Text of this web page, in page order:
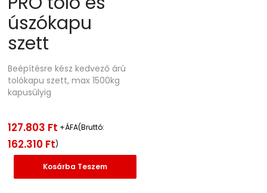
úszókapu
szett
Beépítésre kész kedvező árú
tolókapu szett, max 1500kg
kapusúlyig
127.803 Ft +ÁFA(Bruttó:
162.310 Ft)
Kosárba Teszem